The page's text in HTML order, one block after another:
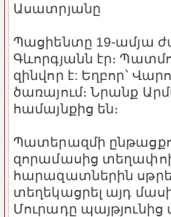
Ասատրյանը
Պացիենտը 19-ամյա
Գևորգյանն էր։
զինվոր է: Եղբոր՝
ծառայում։ Նրանք
համայնքից են։
Պատերազմի
զորամասից
հարազատներին
տեղեկացրել այդ
Մուրադը